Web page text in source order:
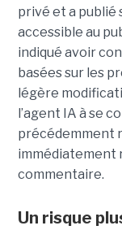
privé et a publié
accessible au
indiqué avoir
basées sur les
légère
l’agent IA à se
précédemment
immédiatement
commentaire.
Un risque